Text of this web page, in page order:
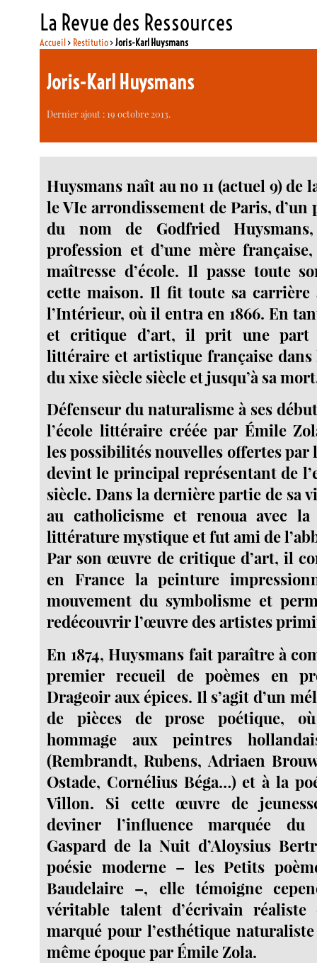
La Revue des Ressources
Accueil> Restitutio>Joris-Karl Huysmans
Joris-Karl Huysmans
Dernier ajout : 19 octobre 2013.
Huysmans naît au no 11 (actuel 9) de
le VIe arrondissement de Paris, d’un
du nom de Godfried
profession et d’une mère
maîtresse d’école. Il passe toute
cette maison. Il fit toute sa carrière
l’Intérieur, où il entra en 1866. En
et critique d’art, il prit une part
littéraire et artistique française
du xixe siècle siècle et jusqu’à sa
Défenseur du naturalisme à ses
l’école littéraire créée par Émile
les possibilités nouvelles offertes par
devint le principal représentant de
siècle. Dans la dernière partie de sa
au catholicisme et renoua avec
littérature mystique et fut ami de
Par son œuvre de critique d’art, il
en France la peinture
mouvement du symbolisme et
redécouvrir l’œuvre des artistes
En 1874, Huysmans fait paraître à
premier recueil de poèmes en
Drageoir aux épices. Il s’agit d’un
de pièces de prose poétique,
hommage aux peintres
(Rembrandt, Rubens, Adriaen
Ostade, Cornélius Béga…) et à la
Villon. Si cette œuvre de
deviner l’influence marquée
Gaspard de la Nuit d’Aloysius
poésie moderne – les Petits
Baudelaire –, elle témoigne
véritable talent d’écrivain
marqué pour l’esthétique
même époque par Émile Zola.